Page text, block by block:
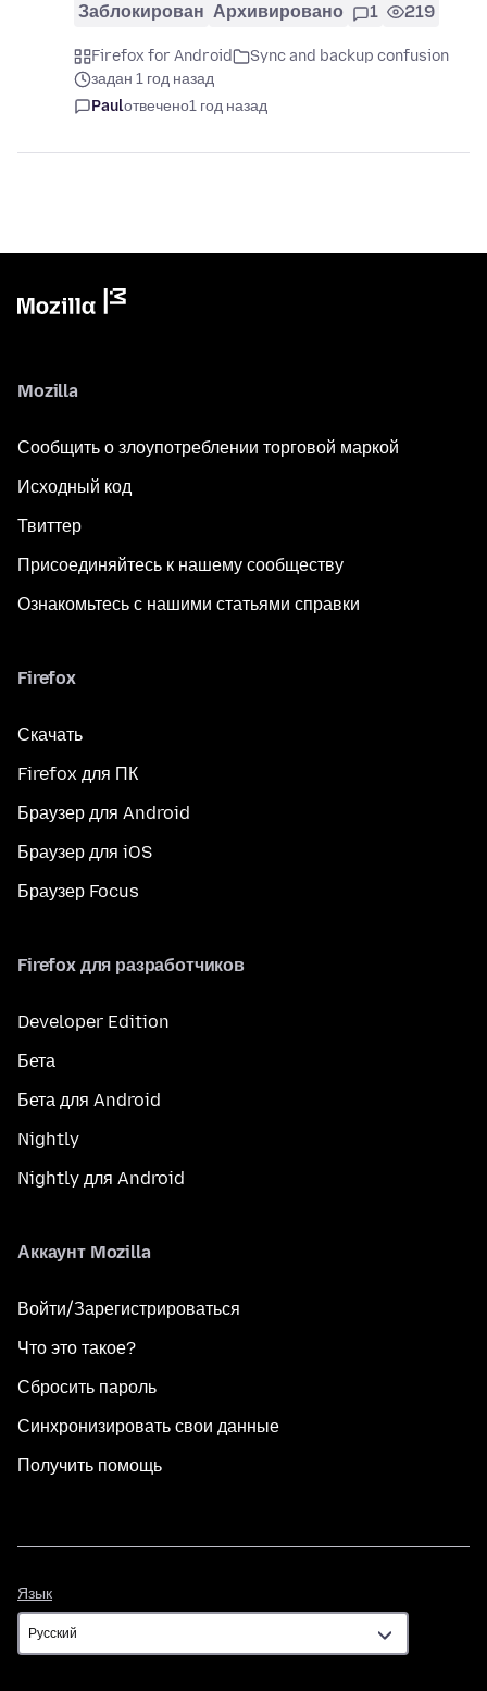
Заблокирован Архивировано 1 219
Firefox for Android
Sync and backup confusion
задан 1 год назад
Paulотвечено1 год назад
Mozilla
Сообщить о злоупотреблении торговой маркой
Исходный код
Твиттер
Присоединяйтесь к нашему сообществу
Ознакомьтесь с нашими статьями справки
Firefox
Скачать
Firefox для ПК
Браузер для Android
Браузер для iOS
Браузер Focus
Firefox для разработчиков
Developer Edition
Бета
Бета для Android
Nightly
Nightly для Android
Аккаунт Mozilla
Войти/Зарегистрироваться
Что это такое?
Сбросить пароль
Синхронизировать свои данные
Получить помощь
Язык